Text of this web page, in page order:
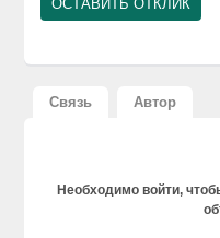
Связь Автор
Необходимо войти,